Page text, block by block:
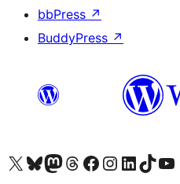
bbPress ↗
BuddyPress ↗
ကျွန်ုပ်တို့၏ X (ယခင် Twitter) အကောင့်သို့ သွားရောက်ကြည့်ရှုပါကျွန်ုပ်တို့၏ Bluesky အကောင့်သို့ ဝင်ရောက်ကြည့်ရှုရန်
ကျွန်ုပ်တို့၏ Mastodon အကောင့်သို့ သွားရောက်ကြည့်ရှုပါကျွန်ုပ်တို့၏ Threads အကောင့်သို့ ဝင်ရောက်ကြည့်ရှုရန်
ကျွန်ုပ်တို့၏ Facebook စာမျက်နှာသို့ သွားရောက်ကြည့်ရှုပါကျွန်ုပ်တို့၏ Instagram အကောင့်သို့ သွားရောက်ကြည့်ရှုပါ ကျွန်ုပ်တို့၏ LinkedIn အကောင့်သို့ သွားရောက်ကြည့်ရှုပါကျွန်ုပ်တို့၏ TikTok အကောင့်သို့ ဝင်ရောက်ကြည့်ရှုရန်
ကျွန်ုပ်တို့၏ YouTube ချန်နယ်သို့ သွားရောက်ကြည့်ရှုပါ